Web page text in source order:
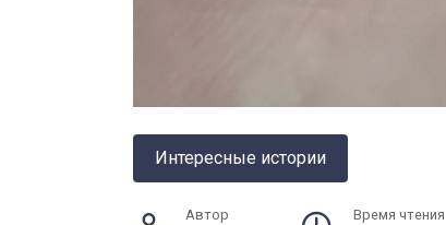
Интересные истории
Автор Время чтения